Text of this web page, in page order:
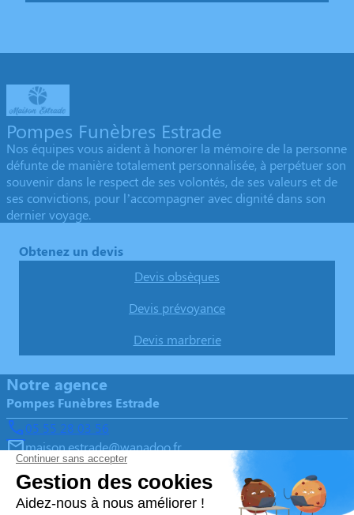
Pompes Funèbres Estrade
Nos équipes vous aident à honorer la mémoire de la personne
défunte de manière totalement personnalisée, à perpétuer son
souvenir dans le respect de ses volontés, de ses valeurs et de
ses convictions, pour l’accompagner avec dignité dans son
dernier voyage.
Obtenez un devis
Devis obsèques
Devis prévoyance
Devis marbrerie
Notre agence
Pompes Funèbres Estrade
05 55 28 03 56
maison.estrade@wanadoo.fr
1 Avenue Charles de Gaulle - 19400 - Argentat-sur-
Dordogne
4.9/5 - 133 avis